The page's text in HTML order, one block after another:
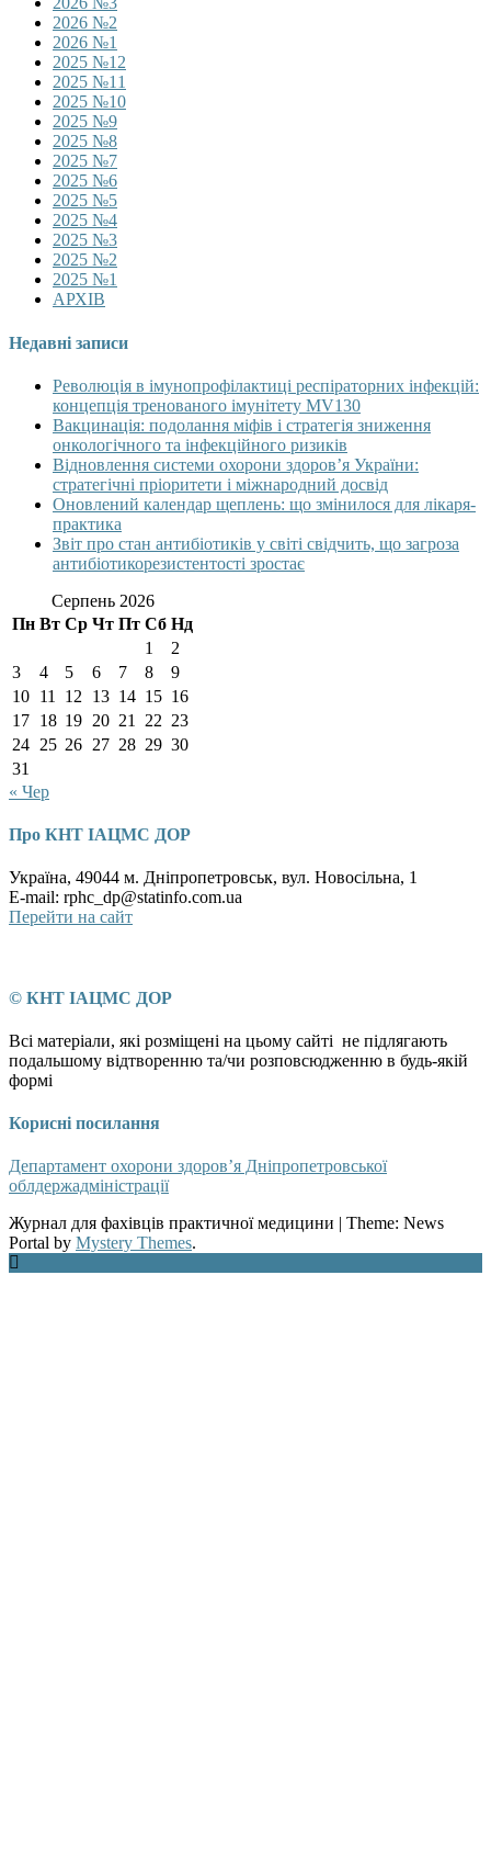
2026 №2
2026 №1
2025 №12
2025 №11
2025 №10
2025 №9
2025 №8
2025 №7
2025 №6
2025 №5
2025 №4
2025 №3
2025 №2
2025 №1
АРХІВ
Недавні записи
Революція в імунопрофілактиці респіраторних інфекцій:
концепція тренованого імунітету MV130
Вакцинація: подолання міфів і стратегія зниження
онкологічного та інфекційного ризиків
Відновлення системи охорони здоров’я України:
стратегічні пріоритети і міжнародний досвід
Оновлений календар щеплень: що змінилося для лікаря-
практика
Звіт про стан антибіотиків у світі свідчить, що загроза
антибіотикорезистентості зростає
Серпень 2026
Пн Вт Ср Чт Пт Сб Нд
1
2
3
4 5 6 7 8
9
10 11 12 13 14 15 16
17 18 19 20 21 22 23
24 25 26 27 28 29 30
31
« Чер
Про КНТ ІАЦМС ДОР
Україна, 49044 м. Дніпропетровськ, вул. Новосільна, 1
E-mail: rphc_dp@statinfo.com.ua
Перейти на сайт
© КНТ ІАЦМС ДОР
Всі матеріали, які розміщені на цьому сайті не підлягають
подальшому відтворенню та/чи розповсюдженню в будь-якій
формі
Корисні посилання
Департамент охорони здоров’я Дніпропетровської
облдержадміністрації
Журнал для фахівців практичної медицини | Theme: News
Portal by Mystery Themes.